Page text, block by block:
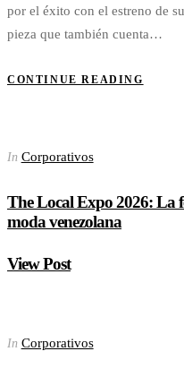
por el éxito con el estreno de
pieza que también cuenta…
CONTINUE READING
In Corporativos
The Local Expo 2026: La
moda venezolana
View Post
In Corporativos